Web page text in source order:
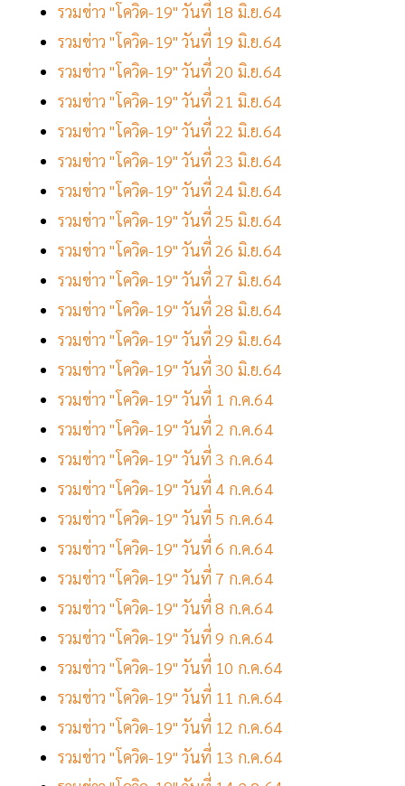
รวมข่าว "โควิด-19" วันที่ 18 มิ.ย.64
รวมข่าว "โควิด-19" วันที่ 19 มิ.ย.64
รวมข่าว "โควิด-19" วันที่ 20 มิ.ย.64
รวมข่าว "โควิด-19" วันที่ 21 มิ.ย.64
รวมข่าว "โควิด-19" วันที่ 22 มิ.ย.64
รวมข่าว "โควิด-19" วันที่ 23 มิ.ย.64
รวมข่าว "โควิด-19" วันที่ 24 มิ.ย.64
รวมข่าว "โควิด-19" วันที่ 25 มิ.ย.64
รวมข่าว "โควิด-19" วันที่ 26 มิ.ย.64
รวมข่าว "โควิด-19" วันที่ 27 มิ.ย.64
รวมข่าว "โควิด-19" วันที่ 28 มิ.ย.64
รวมข่าว "โควิด-19" วันที่ 29 มิ.ย.64
รวมข่าว "โควิด-19" วันที่ 30 มิ.ย.64
รวมข่าว "โควิด-19" วันที่ 1 ก.ค.64
รวมข่าว "โควิด-19" วันที่ 2 ก.ค.64
รวมข่าว "โควิด-19" วันที่ 3 ก.ค.64
รวมข่าว "โควิด-19" วันที่ 4 ก.ค.64
รวมข่าว "โควิด-19" วันที่ 5 ก.ค.64
รวมข่าว "โควิด-19" วันที่ 6 ก.ค.64
รวมข่าว "โควิด-19" วันที่ 7 ก.ค.64
รวมข่าว "โควิด-19" วันที่ 8 ก.ค.64
รวมข่าว "โควิด-19" วันที่ 9 ก.ค.64
รวมข่าว "โควิด-19" วันที่ 10 ก.ค.64
รวมข่าว "โควิด-19" วันที่ 11 ก.ค.64
รวมข่าว "โควิด-19" วันที่ 12 ก.ค.64
รวมข่าว "โควิด-19" วันที่ 13 ก.ค.64